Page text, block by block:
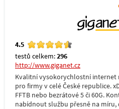
4.5
testů celkem:296
http://www.giganet.cz
Kvalitní vysokorychlostní internet
pro firmy v celé České republice.
FFTB nebo bezrátové 5 či 60G.
nabídnout službu přesně na míru,